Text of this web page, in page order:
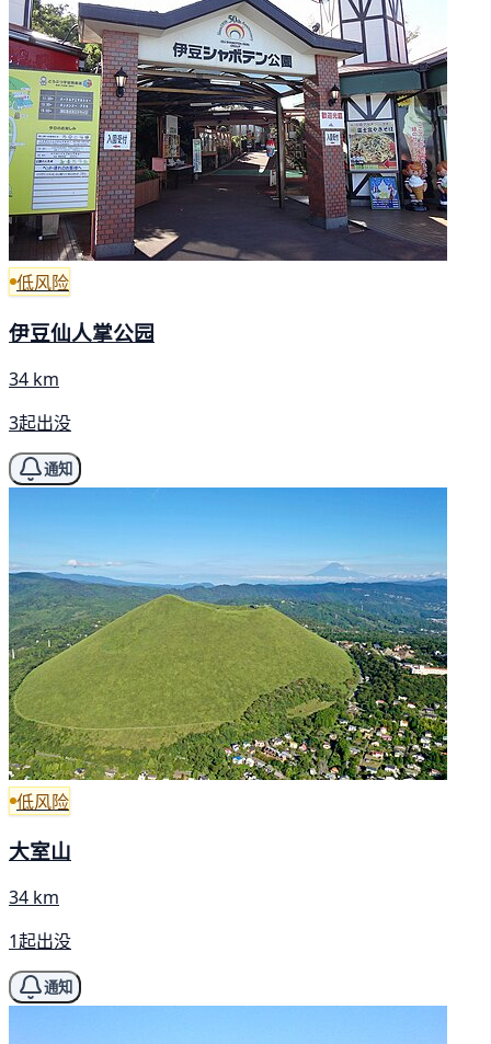
低风险
伊豆仙人掌公园
34 km
3起出没
通知
低风险
大室山
34 km
1起出没
通知